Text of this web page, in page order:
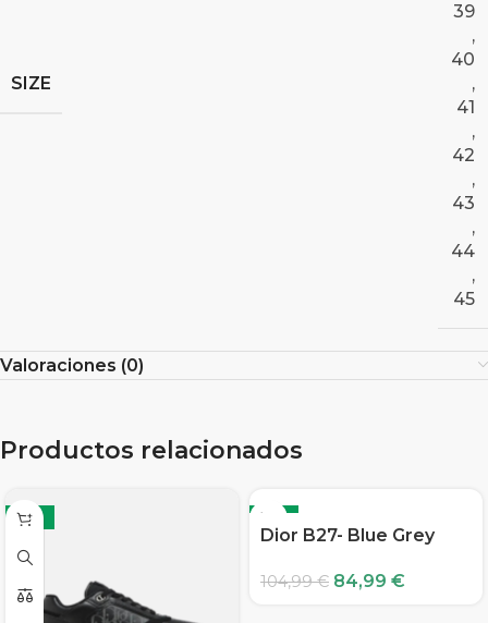
SIZE
39
,
40
,
41
,
42
,
43
,
44
,
45
Valoraciones (0)
Productos relacionados
-19% -19%
Dior B27- Blue Grey
104,99€ 84,99 €